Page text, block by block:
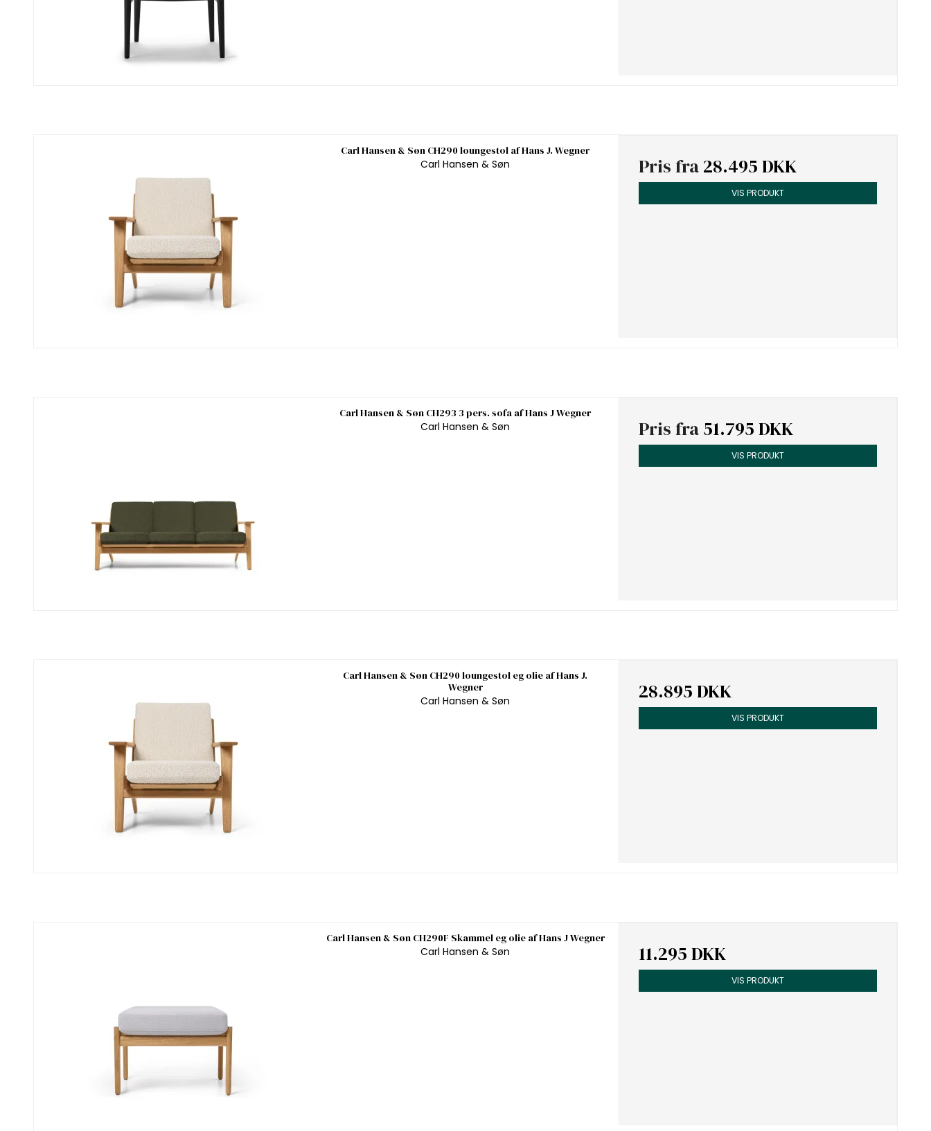
Carl Hansen & Søn CH290 loungestol af Hans J. Wegner
Carl Hansen & Søn
Pris fra28.495 DKK
VIS PRODUKT
Carl Hansen & Søn CH293 3 pers. sofa af Hans J Wegner
Carl Hansen & Søn
Pris fra51.795 DKK
VIS PRODUKT
Carl Hansen & Søn CH290 loungestol eg olie af Hans J.
Wegner
Carl Hansen & Søn
28.895 DKK
VIS PRODUKT
Carl Hansen & Søn CH290F Skammel eg olie af Hans J Wegner
Carl Hansen & Søn
11.295 DKK
VIS PRODUKT